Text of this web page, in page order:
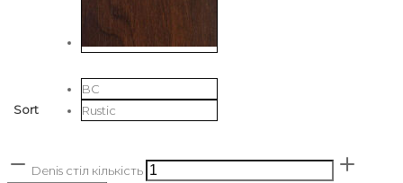
Sort
BC
Rustic
Denis стіл кількість